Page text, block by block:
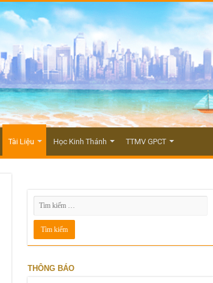
Tài Liệu Học Kinh Thánh TTMV GPCT
THÔNG BÁO